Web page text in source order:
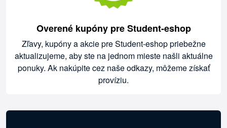
Overené kupóny pre Student-eshop
Zľavy, kupóny a akcie pre Student-eshop priebežne
aktualizujeme, aby ste na jednom mieste našli aktuálne
ponuky. Ak nakúpite cez naše odkazy, môžeme získať
províziu.